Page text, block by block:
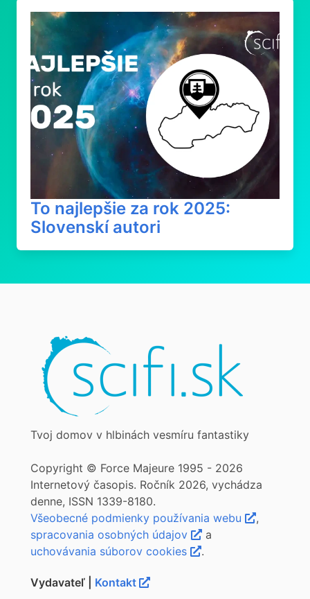
To najlepšie za rok 2025:
Slovenskí autori
Tvoj domov v hlbinách vesmíru fantastiky
Copyright © Force Majeure 1995 - 2026
Internetový časopis. Ročník 2026, vychádza
denne, ISSN 1339-8180.
Všeobecné podmienky používania webu
,
spracovania osobných údajov
a
uchovávania súborov cookies
.
Vydavateľ | Kontakt